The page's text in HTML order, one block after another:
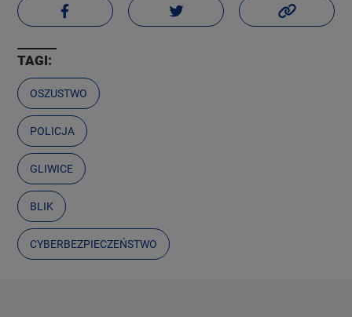
TAGI:
OSZUSTWO
POLICJA
GLIWICE
BLIK
CYBERBEZPIECZEŃSTWO